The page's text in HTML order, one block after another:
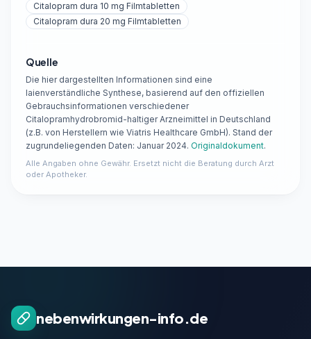
Citalopram dura 10 mg Filmtabletten
Citalopram dura 20 mg Filmtabletten
Quelle
Die hier dargestellten Informationen sind eine
laienverständliche Synthese, basierend auf den offiziellen
Gebrauchsinformationen verschiedener
Citalopramhydrobromid-haltiger Arzneimittel in Deutschland
(z.B. von Herstellern wie Viatris Healthcare GmbH). Stand der
zugrundeliegenden Daten: Januar 2024. Originaldokument.
Alle Angaben ohne Gewähr. Ersetzt nicht die Beratung durch Arzt
oder Apotheker.
nebenwirkungen-info.de